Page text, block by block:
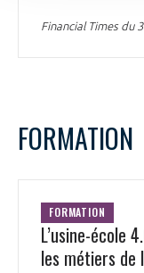
Financial Times du
FORMATION
FORMATION
L’usine-école
les métiers de